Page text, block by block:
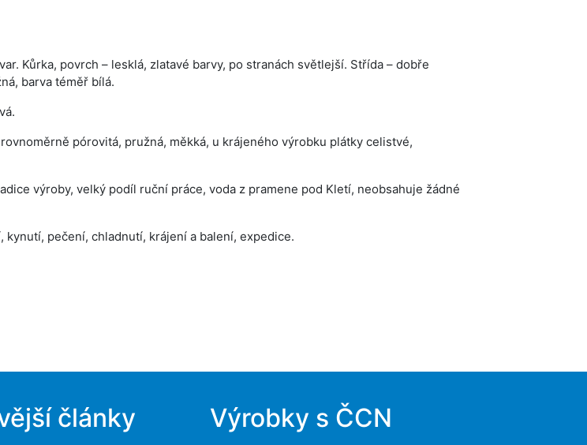
Kůrka, povrch – lesklá, zlatavé barvy, po stranách světlejší. Střída – dobře
barva téměř bílá.
pórovitá, pružná, měkká, u krájeného výrobku plátky celistvé,
výroby, velký podíl ruční práce, voda z pramene pod Kletí, neobsahuje žádné
kynutí, pečení, chladnutí, krájení a balení, expedice.
články Výrobky s ČCN